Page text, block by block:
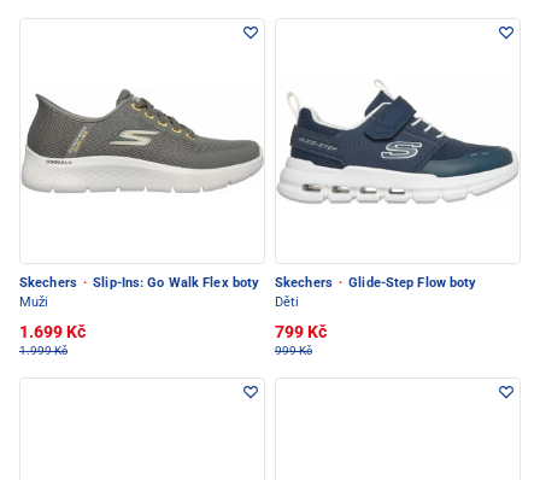
Skechers · Slip-Ins: Go Walk Flex boty
Muži
1.699 Kč
1.999 Kč
Skechers · Glide-Step Flow boty
Děti
799 Kč
999 Kč